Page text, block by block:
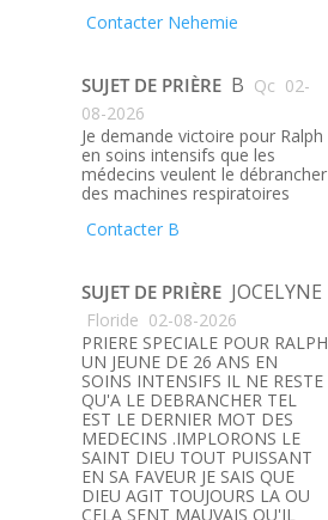
Contacter Nehemie
SUJET DE PRIÈRE B Qc 02-
08-2026
Je demande victoire pour Ralph
en soins intensifs que les
médecins veulent le débrancher
des machines respiratoires
Contacter B
SUJET DE PRIÈRE JOCELYNE
Floride 02-08-2026
PRIERE SPECIALE POUR RALPH
UN JEUNE DE 26 ANS EN
SOINS INTENSIFS IL NE RESTE
QU'A LE DEBRANCHER TEL
EST LE DERNIER MOT DES
MEDECINS .IMPLORONS LE
SAINT DIEU TOUT PUISSANT
EN SA FAVEUR JE SAIS QUE
DIEU AGIT TOUJOURS LA OU
CELA SENT MAUVAIS QU'IL